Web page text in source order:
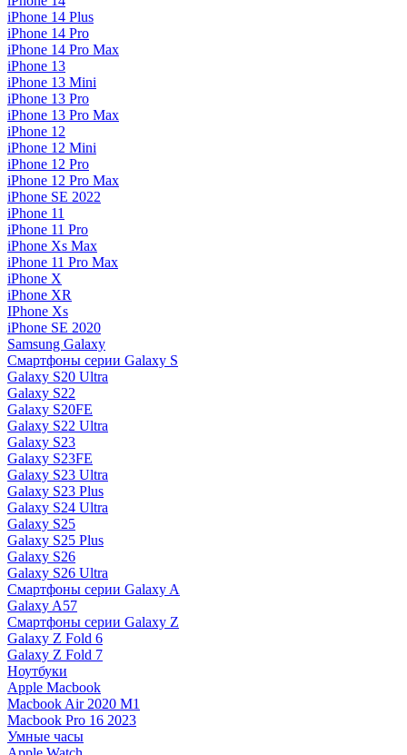
iPhone 14 Plus
iPhone 14 Pro
iPhone 14 Pro Max
iPhone 13
iPhone 13 Mini
iPhone 13 Pro
iPhone 13 Pro Max
iPhone 12
iPhone 12 Mini
iPhone 12 Pro
iPhone 12 Pro Max
iPhone SE 2022
iPhone 11
iPhone 11 Pro
iPhone Xs Max
iPhone 11 Pro Max
iPhone X
iPhone XR
IPhone Xs
iPhone SE 2020
Samsung Galaxy
Смартфоны серии Galaxy S
Galaxy S20 Ultra
Galaxy S22
Galaxy S20FE
Galaxy S22 Ultra
Galaxy S23
Galaxy S23FE
Galaxy S23 Ultra
Galaxy S23 Plus
Galaxy S24 Ultra
Galaxy S25
Galaxy S25 Plus
Galaxy S26
Galaxy S26 Ultra
Смартфоны серии Galaxy A
Galaxy A57
Смартфоны серии Galaxy Z
Galaxy Z Fold 6
Galaxy Z Fold 7
Ноутбуки
Apple Macbook
Macbook Air 2020 M1
Macbook Pro 16 2023
Умные часы